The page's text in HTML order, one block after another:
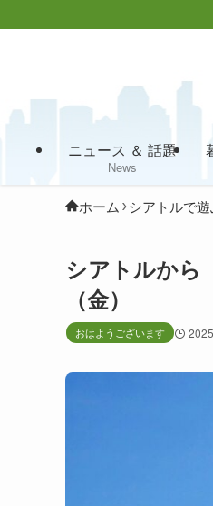
ニュース ＆ 話題
News
ホーム シアトルで遊
シアトルから
（金）
おはようございます